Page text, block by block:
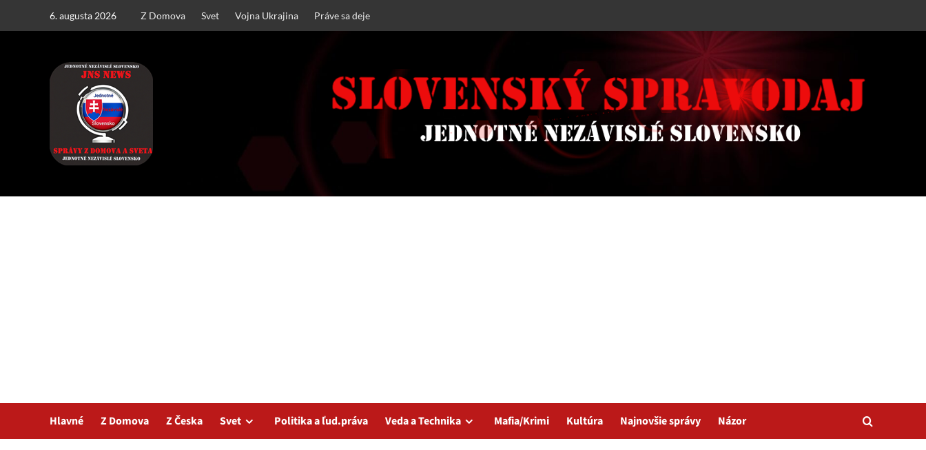
6. augusta 2026 Z Domova Svet Vojna Ukrajina Práve sa deje
Hlavné Z Domova Z Česka Svet Politika a ľud.práva Veda a Technika Mafia/Krimi Kultúra Najnovšie správy Názor